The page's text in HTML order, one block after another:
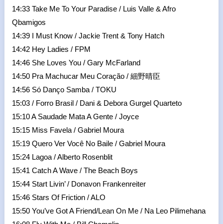
14:33 Take Me To Your Paradise / Luis Valle & Afro
Qbamigos
14:39 I Must Know / Jackie Trent & Tony Hatch
14:42 Hey Ladies / FPM
14:46 She Loves You / Gary McFarland
14:50 Pra Machucar Meu Coração / 細野晴臣
14:56 Só Danço Samba / TOKU
15:03 / Forro Brasil / Dani & Debora Gurgel Quarteto
15:10 A Saudade Mata A Gente / Joyce
15:15 Miss Favela / Gabriel Moura
15:19 Quero Ver Você No Baile / Gabriel Moura
15:24 Lagoa / Alberto Rosenblit
15:41 Catch A Wave / The Beach Boys
15:44 Start Livin’ / Donavon Frankenreiter
15:46 Stars Of Friction / ALO
15:50 You’ve Got A Friend/Lean On Me / Na Leo Pilimehana